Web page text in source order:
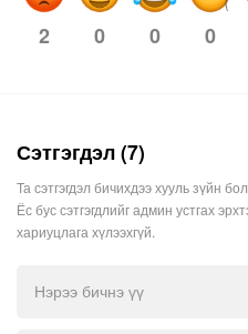
2 0 0 0
Сэтгэгдэл (7)
Та сэтгэгдэл бичихдээ хууль зүйн
Ёс бус сэтгэгдлийг админ устгах
хариуцлага хүлээхгүй.